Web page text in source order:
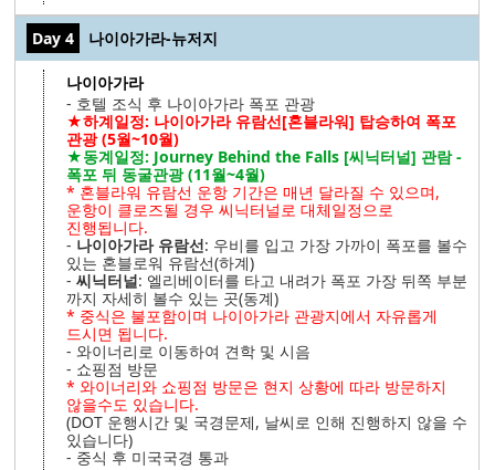
Day 4 나이아가라-뉴저지
나이아가라
- 호텔 조식 후 나이아가라 폭포 관광
★하계일정: 나이아가라 유람선[혼블라워] 탑승하여 폭포
관광 (5월~10월)
★동계일정: Journey Behind the Falls [씨닉터널] 관람 -
폭포 뒤 동굴관광 (11월~4월)
* 혼블라워 유람선 운항 기간은 매년 달라질 수 있으며,
운항이 클로즈될 경우 씨닉터널로 대체일정으로
진행됩니다.
- 나이아가라 유람선: 우비를 입고 가장 가까이 폭포를 볼수
있는 혼블로워 유람선(하계)
-씨닉터널: 엘리베이터를 타고 내려가 폭포 가장 뒤쪽 부분
까지 자세히 볼수 있는 곳(동계)
* 중식은 불포함이며 나이아가라 관광지에서 자유롭게
드시면 됩니다.
- 와이너리로 이동하여 견학 및 시음
- 쇼핑점 방문
* 와이너리와 쇼핑점 방문은 현지 상황에 따라 방문하지
않을수도 있습니다.
(DOT 운행시간 및 국경문제, 날씨로 인해 진행하지 않을 수
있습니다)
- 중식 후 미국국경 통과